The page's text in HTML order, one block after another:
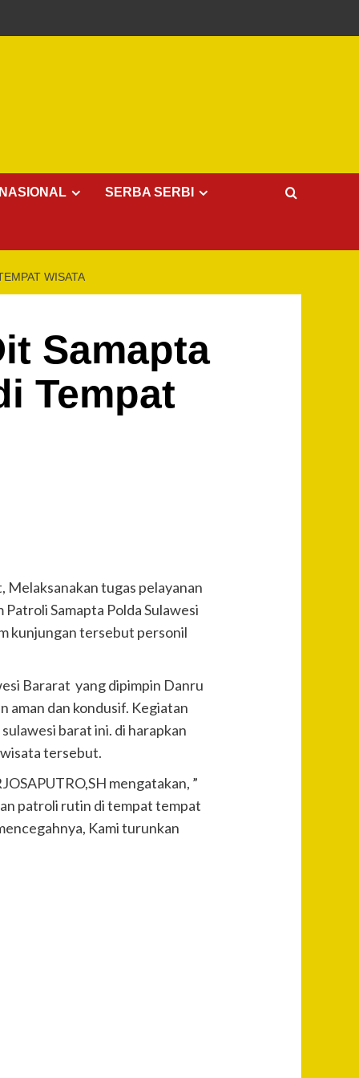
NASIONAL SERBA SERBI
WISATA
Samapta
Tempat
tugas pelayanan
Samapta Polda Sulawesi
kunjungan tersebut personil
Bararat yang dipimpin Danru
aman dan kondusif. Kegiatan
barat ini. di harapkan
tersebut.
mengatakan, ”
patroli rutin di tempat tempat
Kami turunkan